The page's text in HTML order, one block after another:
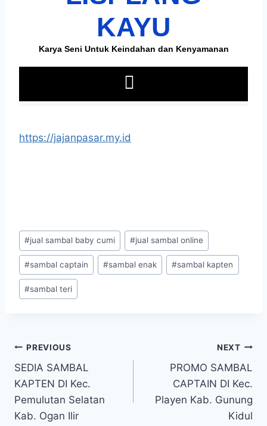
https://jajanpasar.my.id
#jual sambal baby cumi #jual sambal online
#sambal captain #sambal enak #sambal kapten
#sambal teri
PREVIOUS
SEDIA SAMBAL
KAPTEN DI Kec.
Pemulutan Selatan
Kab. Ogan Ilir
NEXT
PROMO SAMBAL
CAPTAIN DI Kec.
Playen Kab. Gunung
Kidul